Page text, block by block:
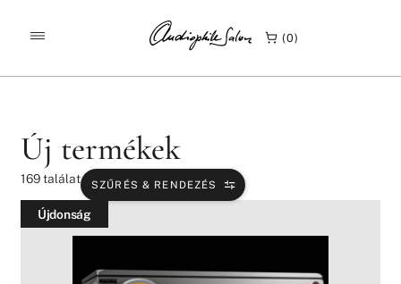
0
KEZDŐLAP TERMÉKEK / ÚJ TERMÉKEK
Új termékek
169találat SZŰRÉS & RENDEZÉS
Újdonság